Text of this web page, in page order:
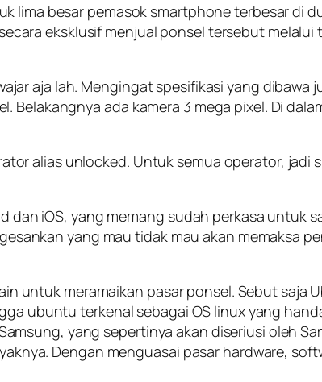
lima besar pemasok smartphone terbesar di
eksklusif menjual ponsel tersebut
aja lah. Mengingat spesifikasi yang
ada kamera 3 mega pixel. Di
alias unlocked. Untuk semua operator, jadi
dan iOS, yang memang sudah perkasa untuk
yang mau tidak mau akan memaksa
untuk meramaikan pasar ponsel. Sebut
ubuntu terkenal sebagai OS linux yang
yang sepertinya akan diseriusi oleh
Dengan menguasai pasar hardware,